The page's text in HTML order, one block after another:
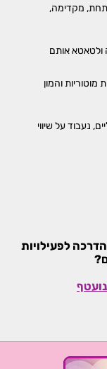
מקדימה,
ולטאטא אותם
מוטוריות והמון
נעבוד על שיווי
לפעילויות